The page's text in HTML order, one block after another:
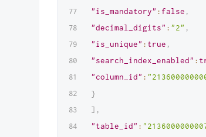
"is_mandatory" : false ,
"decimal_digits" : "2" ,
"is_unique" : true ,
"search_index_enabled" :
"column_id" :
}
] ,
"table_id" :